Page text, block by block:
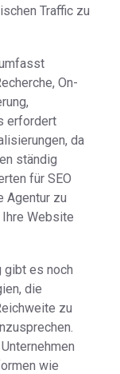
Traffic zu
On-
erfordert
da
ständig
für SEO
Agentur zu
Website
gibt es noch
die
zu
wie